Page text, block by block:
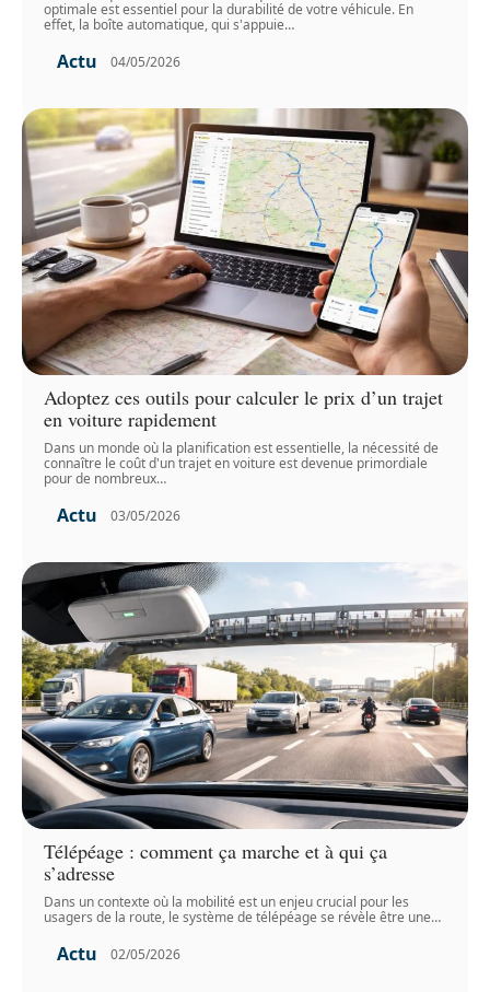
optimale est essentiel pour la durabilité de votre véhicule. En
effet, la boîte automatique, qui s'appuie…
Actu 04/05/2026
Adoptez ces outils pour calculer le prix d’un trajet
en voiture rapidement
Dans un monde où la planification est essentielle, la nécessité de
connaître le coût d'un trajet en voiture est devenue primordiale
pour de nombreux…
Actu 03/05/2026
Télépéage : comment ça marche et à qui ça
s’adresse
Dans un contexte où la mobilité est un enjeu crucial pour les
usagers de la route, le système de télépéage se révèle être une…
Actu 02/05/2026